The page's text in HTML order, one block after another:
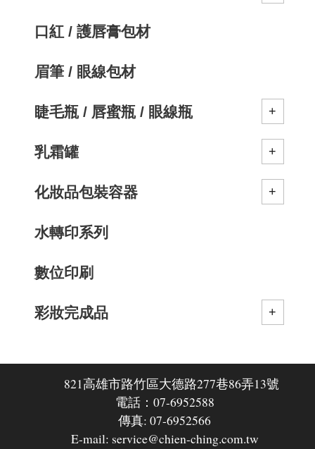
口紅 / 護唇膏包材
眉筆 / 眼線包材
睫毛瓶 / 唇蜜瓶 / 眼線瓶
乳霜罐
化妝品包裝容器
水轉印系列
數位印刷
彩妝完成品
821高雄市路竹區大德路277巷86弄13號
電話：07-6952588
傳真: 07-6952566
E-mail: service@chien-ching.com.tw